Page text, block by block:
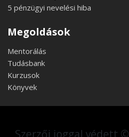
5 pénzügyi nevelési hiba
Megoldások
Mentorálás
Tudásbank
Kurzusok
Könyvek
Szerzői joggal védett ©